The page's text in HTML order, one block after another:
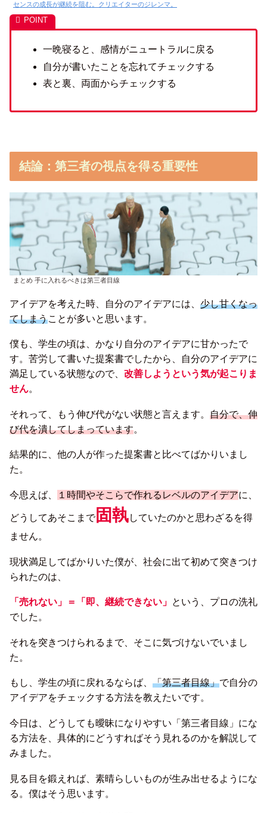
センスの成長が継続を阻む。クリエイターのジレンマ。
一晩寝ると、感情がニュートラルに戻る
自分が書いたことを忘れてチェックする
表と裏、両面からチェックする
結論：第三者の視点を得る重要性
まとめ 手に入れるべきは第三者目線
アイデアを考えた時、自分のアイデアには、 少し甘くなっ
てしまうことが多いと思います。
僕も、学生の頃は、かなり自分のアイデアに甘かったで
す。苦労して書いた提案書でしたから、自分のアイデアに
満足している状態なので、 改善しようという気が起こりま
せん。
それって、もう伸び代がない状態と言えます。 自分で、伸
び代を潰してしまっています。
結果的に、他の人が作った提案書と比べてばかりいまし
た。
今思えば、 １時間やそこらで作れるレベルのアイデアに、
どうしてあそこまで固執していたのかと思わざるを得
ません。
現状満足してばかりいた僕が、社会に出て初めて突きつけ
られたのは、
「売れない」＝「即、継続できない」 という、プロの洗礼
でした。
それを突きつけられるまで、そこに気づけないでいまし
た。
もし、学生の頃に戻れるならば、 「第三者目線」で自分の
アイデアをチェックする方法を教えたいです。
今日は、どうしても曖昧になりやすい「第三者目線」にな
る方法を、具体的にどうすればそう見れるのかを解説して
みました。
見る目を鍛えれば、素晴らしいものが生み出せるようにな
る。僕はそう思います。